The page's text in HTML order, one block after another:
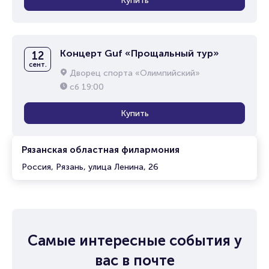
Рязанская областная филармония
Россия, Рязань, улица Ленина, 26
12
сент.
Концерт Guf «Прощальный тур»
Дворец спорта «Олимпийский»
сб 19:00
Купить
Самые интересные события у
вас в почте